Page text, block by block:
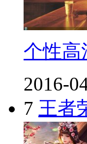
个性高
2016-
7 王者